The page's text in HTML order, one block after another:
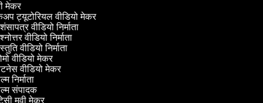
मेकर
ट्यूटोरियल वीडियो मेकर
वीडियो निर्माता
वीडियो निर्माता
वीडियो निर्माता
वीडियो मेकर
वीडियो मेकर
निर्माता
संपादक
मूवी मेकर